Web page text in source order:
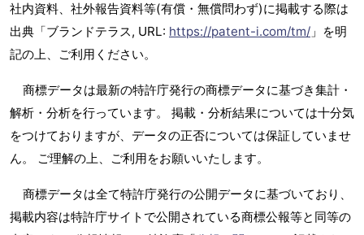
社内資料、社外報告資料等(有償・無償問わず)に掲載する際は
出典「ブランドテラス, URL: https://patent-i.com/tm/ 」を明
記の上、ご利用ください。
商標データは最新の特許庁発行の商標データに基づき集計・
解析・分析を行っています。 掲載・分析結果については十分気
をつけておりますが、データの正否については保証していませ
ん。 ご理解の上、ご利用をお願いいたします。
商標データは全て特許庁発行の公開データに基づいており、
掲載内容は特許庁サイトで公開されている商標公報等と同等の